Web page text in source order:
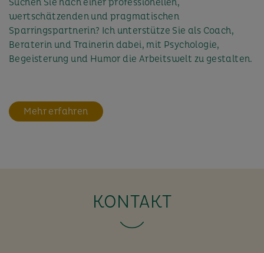
wertschätzenden und pragmatischen
Sparringspartnerin? Ich unterstütze Sie als Coach,
Beraterin und Trainerin dabei, mit Psychologie,
Begeisterung und Humor die Arbeitswelt zu gestalten.
Mehr erfahren
KONTAKT